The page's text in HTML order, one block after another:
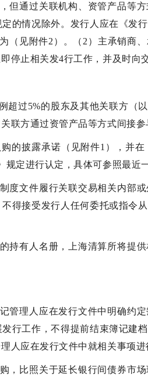
但通过关联机构、资管产品等
的情况除外。发行人应在《发
（见附件2）。（2）主承销商
停止相关发4行工作，并及时向
超过5%的股东及其他关联方（
联方通过资管产品等方式间接参
的披露承诺（见附件1），并
定进行认定，具体可参照最近
度文件履行关联交易相关内部
得接受发行人任何委托或指令
持有人名册，上海清算所将提
管理人应在发行文件中明确约
行工作，不得提前结束簿记建
人应在发行文件中就相关事项进
，比照关于延长银行间债券市